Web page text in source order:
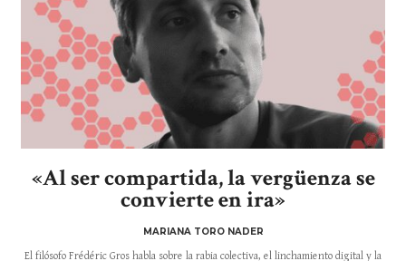
«Al ser compartida, la vergüenza se
convierte en ira»
MARIANA TORO NADER
El filósofo Frédéric Gros habla sobre la rabia colectiva, el linchamiento digital y la